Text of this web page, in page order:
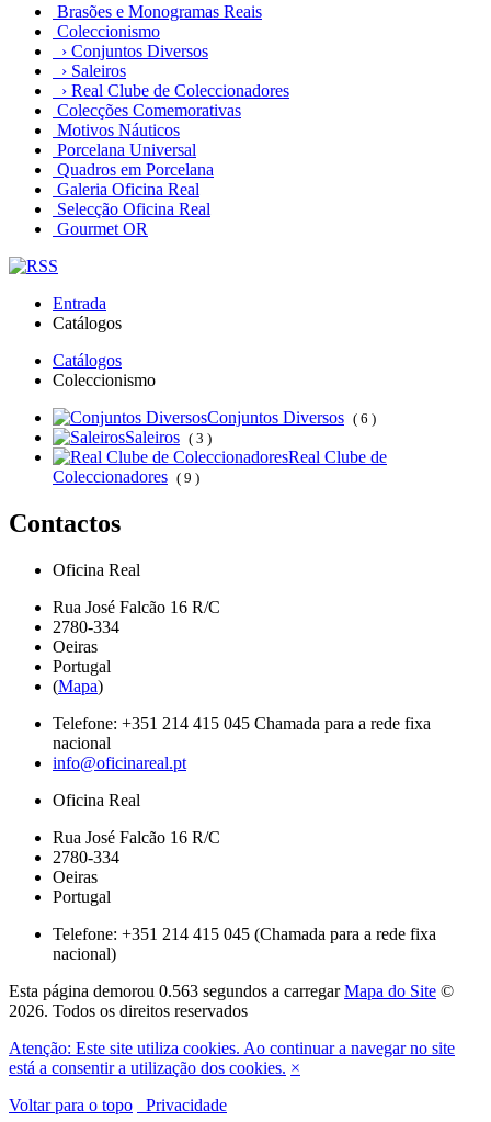
Brasões e Monogramas Reais
Coleccionismo
› Conjuntos Diversos
› Saleiros
› Real Clube de Coleccionadores
Colecções Comemorativas
Motivos Náuticos
Porcelana Universal
Quadros em Porcelana
Galeria Oficina Real
Selecção Oficina Real
Gourmet OR
Entrada
Catálogos
Catálogos
Coleccionismo
Conjuntos Diversos ( 6 )
Saleiros ( 3 )
Real Clube de
Coleccionadores ( 9 )
Contactos
Oficina Real
Rua José Falcão 16 R/C
2780-334
Oeiras
Portugal
(Mapa)
Telefone: +351 214 415 045 Chamada para a rede fixa
nacional
info@oficinareal.pt
Oficina Real
Rua José Falcão 16 R/C
2780-334
Oeiras
Portugal
Telefone: +351 214 415 045 (Chamada para a rede fixa
nacional)
Esta página demorou 0.563 segundos a carregar Mapa do Site ©
2026. Todos os direitos reservados
Atenção: Este site utiliza cookies. Ao continuar a navegar no site
está a consentir a utilização dos cookies. ×
Voltar para o topo
Privacidade